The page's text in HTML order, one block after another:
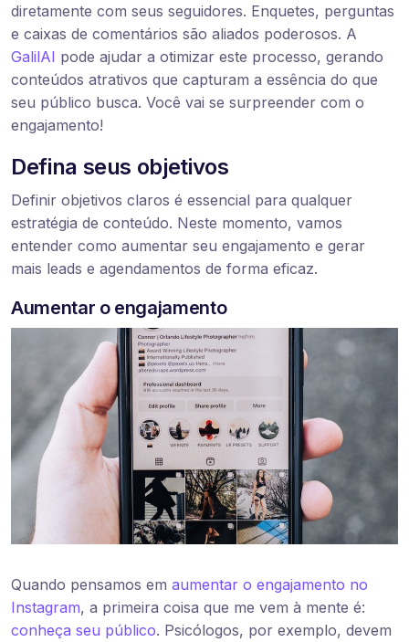
diretamente com seus seguidores. Enquetes, perguntas
e caixas de comentários são aliados poderosos. A
GalilAI pode ajudar a otimizar este processo, gerando
conteúdos atrativos que capturam a essência do que
seu público busca. Você vai se surpreender com o
engajamento!
Defina seus objetivos
Definir objetivos claros é essencial para qualquer
estratégia de conteúdo. Neste momento, vamos
entender como aumentar seu engajamento e gerar
mais leads e agendamentos de forma eficaz.
Aumentar o engajamento
Quando pensamos em aumentar o engajamento no
Instagram, a primeira coisa que me vem à mente é:
conheça seu público. Psicólogos, por exemplo, devem